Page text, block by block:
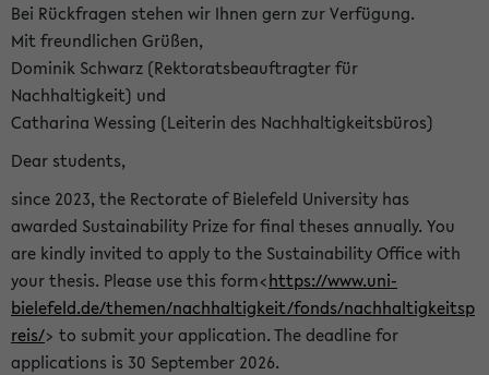
Bei Rückfragen stehen wir Ihnen gern zur Verfügung.
Mit freundlichen Grüßen,
Dominik Schwarz (Rektoratsbeauftragter für
Nachhaltigkeit) und
Catharina Wessing (Leiterin des Nachhaltigkeitsbüros)
Dear students,
since 2023, the Rectorate of Bielefeld University has
awarded Sustainability Prize for final theses annually. You
are kindly invited to apply to the Sustainability Office with
your thesis. Please use this form<https://www.uni-
bielefeld.de/themen/nachhaltigkeit/fonds/nachhaltigkeitsp
reis/> to submit your application. The deadline for
applications is 30 September 2026.